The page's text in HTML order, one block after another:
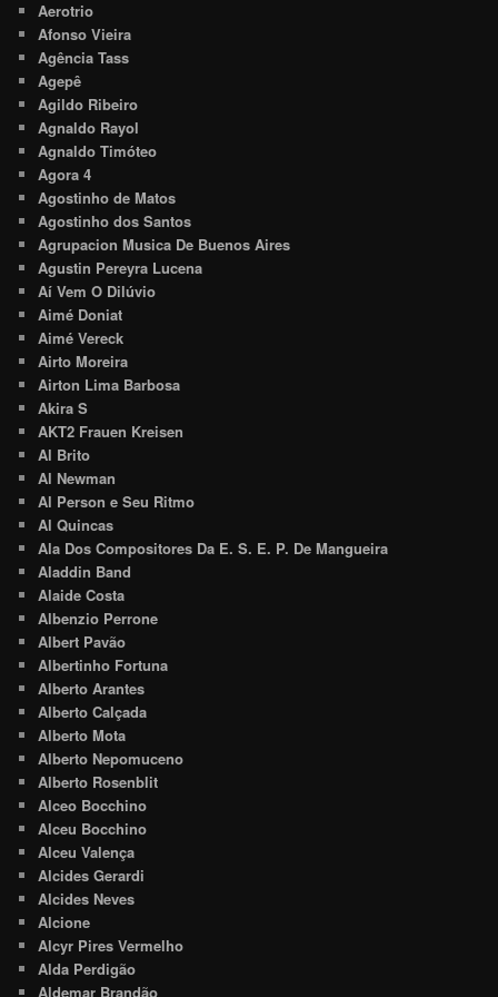
Aerotrio
Afonso Vieira
Agência Tass
Agepê
Agildo Ribeiro
Agnaldo Rayol
Agnaldo Timóteo
Agora 4
Agostinho de Matos
Agostinho dos Santos
Agrupacion Musica De Buenos Aires
Agustin Pereyra Lucena
Aí Vem O Dilúvio
Aimé Doniat
Aimé Vereck
Airto Moreira
Airton Lima Barbosa
Akira S
AKT2 Frauen Kreisen
Al Brito
Al Newman
Al Person e Seu Ritmo
Al Quincas
Ala Dos Compositores Da E. S. E. P. De Mangueira
Aladdin Band
Alaide Costa
Albenzio Perrone
Albert Pavão
Albertinho Fortuna
Alberto Arantes
Alberto Calçada
Alberto Mota
Alberto Nepomuceno
Alberto Rosenblit
Alceo Bocchino
Alceu Bocchino
Alceu Valença
Alcides Gerardi
Alcides Neves
Alcione
Alcyr Pires Vermelho
Alda Perdigão
Aldemar Brandão